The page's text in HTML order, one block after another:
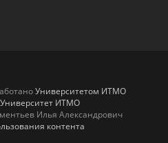
Университетом ИТМО
Университет ИТМО
Илья Александрович
контента